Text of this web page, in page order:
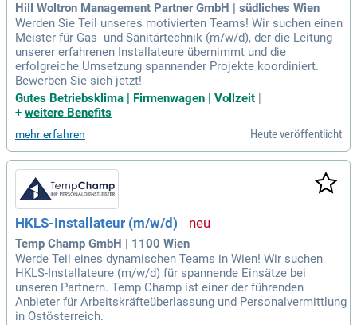
Hill Woltron Management Partner GmbH | südliches Wien
Werden Sie Teil unseres motivierten Teams! Wir suchen einen
Meister für Gas- und Sanitärtechnik (m/w/d), der die Leitung
unserer erfahrenen Installateure übernimmt und die
erfolgreiche Umsetzung spannender Projekte koordiniert.
Bewerben Sie sich jetzt!
Gutes Betriebsklima | Firmenwagen | Vollzeit |
+ weitere Benefits
mehr erfahren Heute veröffentlicht
HKLS-Installateur (m/w/d)
Temp Champ GmbH | 1100 Wien
Werde Teil eines dynamischen Teams in Wien! Wir suchen
HKLS-Installateure (m/w/d) für spannende Einsätze bei
unseren Partnern. Temp Champ ist einer der führenden
Anbieter für Arbeitskräfteüberlassung und Personalvermittlung
in Ostösterreich.